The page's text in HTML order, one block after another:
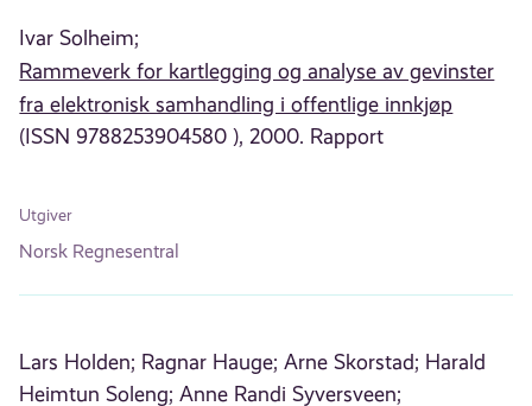
Ivar Solheim;
Rammeverk for kartlegging og analyse av gevinster
fra elektronisk samhandling i offentlige innkjøp
(ISSN 9788253904580 ), 2000. Rapport
Utgiver
Norsk Regnesentral
Lars Holden; Ragnar Hauge; Arne Skorstad; Harald
Heimtun Soleng; Anne Randi Syversveen;